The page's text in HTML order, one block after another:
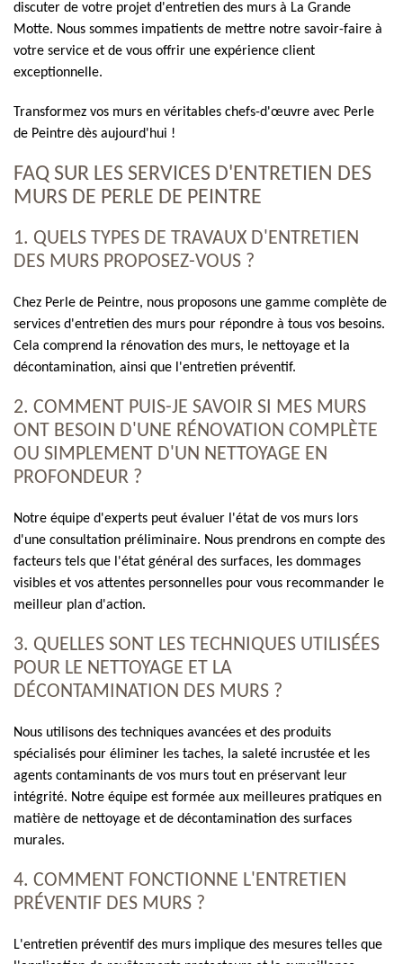
discuter de votre projet d'entretien des murs à La Grande
Motte. Nous sommes impatients de mettre notre savoir-faire à
votre service et de vous offrir une expérience client
exceptionnelle.
Transformez vos murs en véritables chefs-d'œuvre avec Perle
de Peintre dès aujourd'hui !
FAQ SUR LES SERVICES D'ENTRETIEN DES
MURS DE PERLE DE PEINTRE
1. QUELS TYPES DE TRAVAUX D'ENTRETIEN
DES MURS PROPOSEZ-VOUS ?
Chez Perle de Peintre, nous proposons une gamme complète de
services d'entretien des murs pour répondre à tous vos besoins.
Cela comprend la rénovation des murs, le nettoyage et la
décontamination, ainsi que l'entretien préventif.
2. COMMENT PUIS-JE SAVOIR SI MES MURS
ONT BESOIN D'UNE RÉNOVATION COMPLÈTE
OU SIMPLEMENT D'UN NETTOYAGE EN
PROFONDEUR ?
Notre équipe d'experts peut évaluer l'état de vos murs lors
d'une consultation préliminaire. Nous prendrons en compte des
facteurs tels que l'état général des surfaces, les dommages
visibles et vos attentes personnelles pour vous recommander le
meilleur plan d'action.
3. QUELLES SONT LES TECHNIQUES UTILISÉES
POUR LE NETTOYAGE ET LA
DÉCONTAMINATION DES MURS ?
Nous utilisons des techniques avancées et des produits
spécialisés pour éliminer les taches, la saleté incrustée et les
agents contaminants de vos murs tout en préservant leur
intégrité. Notre équipe est formée aux meilleures pratiques en
matière de nettoyage et de décontamination des surfaces
murales.
4. COMMENT FONCTIONNE L'ENTRETIEN
PRÉVENTIF DES MURS ?
L'entretien préventif des murs implique des mesures telles que